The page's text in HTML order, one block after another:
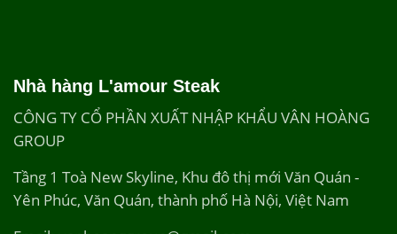
Nhà hàng L'amour Steak
CÔNG TY CỔ PHẦN XUẤT NHẬP KHẨU VÂN HOÀNG
GROUP
Tầng 1 Toà New Skyline, Khu đô thị mới Văn Quán -
Yên Phúc, Văn Quán, thành phố Hà Nội, Việt Nam